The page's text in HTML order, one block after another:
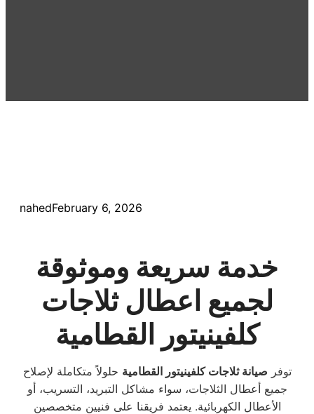
nahedFebruary 6, 2026
خدمة سريعة وموثوقة
لجميع اعطال ثلاجات
كلفينيتور القطامية
توفر صيانة ثلاجات كلفينيتور القطامية حلولاً متكاملة لإصلاح
جميع أعطال الثلاجات، سواء مشاكل التبريد، التسريب، أو
الأعطال الكهربائية. يعتمد فريقنا على فنيين متخصصين